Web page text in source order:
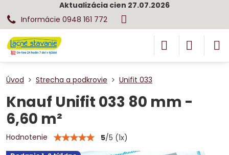
Aktualizácia cien 27.07.2026
Informácie 0948 161 772
Úvod Strecha a podkrovie Unifit 033
Knauf Unifit 033 80 mm -
6,60 m²
Hodnotenie 5/5 (1x)